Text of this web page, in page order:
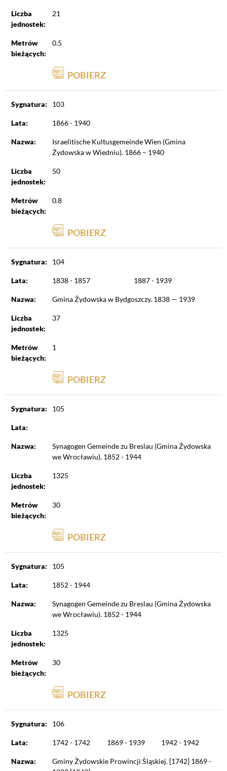
Liczba
jednostek:
21
Metrów
bieżących:
0.5
POBIERZ
Sygnatura: 103
Lata: 1866 - 1940
Nazwa:
Israelitische Kultusgemeinde Wien (Gmina
Żydowska w Wiedniu). 1866 – 1940
Liczba
jednostek:
50
Metrów
bieżących:
0.8
POBIERZ
Sygnatura: 104
Lata: 1838 - 1857 1887 - 1939
Nazwa: Gmina Żydowska w Bydgoszczy. 1838 — 1939
Liczba
jednostek:
37
Metrów
bieżących:
1
POBIERZ
Sygnatura: 105
Lata:
Nazwa:
Synagogen Gemeinde zu Breslau (Gmina Żydowska
we Wrocławiu). 1852 - 1944
Liczba
jednostek:
1325
Metrów
bieżących:
30
POBIERZ
Sygnatura: 105
Lata: 1852 - 1944
Nazwa:
Synagogen Gemeinde zu Breslau (Gmina Żydowska
we Wrocławiu). 1852 - 1944
Liczba
jednostek:
1325
Metrów
bieżących:
30
POBIERZ
Sygnatura: 106
Lata: 1742 - 1742 1869 - 1939 1942 - 1942
Nazwa:
Gminy Żydowskie Prowincji Śląskiej. [1742] 1869 -